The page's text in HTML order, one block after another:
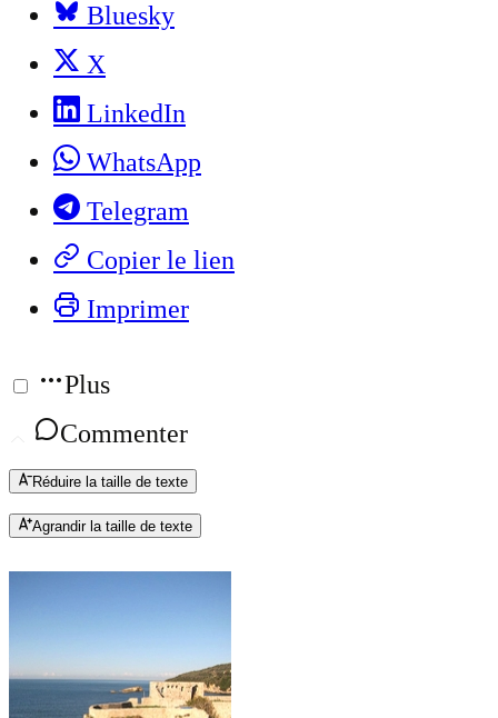
Bluesky
X
LinkedIn
WhatsApp
Telegram
Copier le lien
Imprimer
Plus
Commenter
Réduire la taille de texte
Agrandir la taille de texte